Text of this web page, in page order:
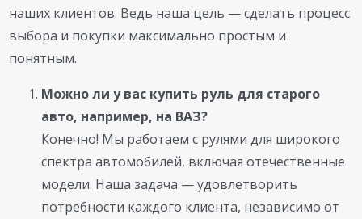
наших клиентов. Ведь наша цель — сделать процесс
выбора и покупки максимально простым и
понятным.
Можно ли у вас купить руль для старого
авто, например, на ВАЗ?
Конечно! Мы работаем с рулями для широкого
спектра автомобилей, включая отечественные
модели. Наша задача — удовлетворить
потребности каждого клиента, независимо от